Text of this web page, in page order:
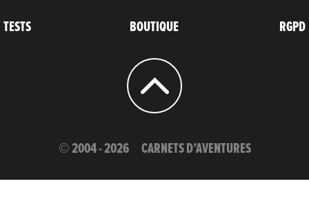
TESTS BOUTIQUE RGPD
© 2004 - 2026 CARNETS D’AVENTURES